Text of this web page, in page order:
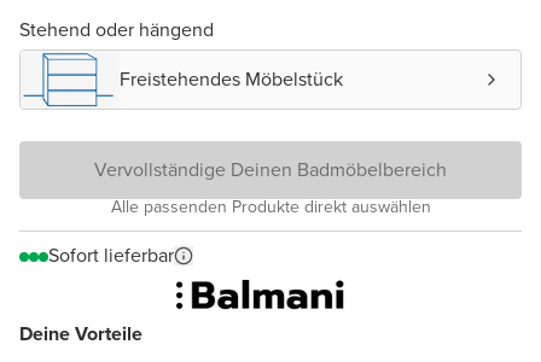
Deine Vorteile
Stehend oder hängend
Freistehendes Möbelstück
Vervollständige Deinen Badmöbelbereich
Alle passenden Produkte direkt auswählen
Sofort lieferbar